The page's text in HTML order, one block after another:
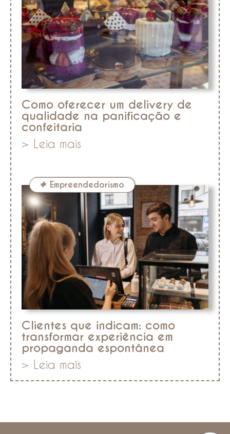
Como oferecer um delivery de
qualidade na panificação e
confeitaria
> Leia mais
# Empreendedorismo
Clientes que indicam: como
transformar experiência em
propaganda espontânea
> Leia mais